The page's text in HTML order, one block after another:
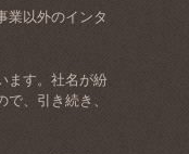
以外のインタ
ます。社名が紛
、引き続き、